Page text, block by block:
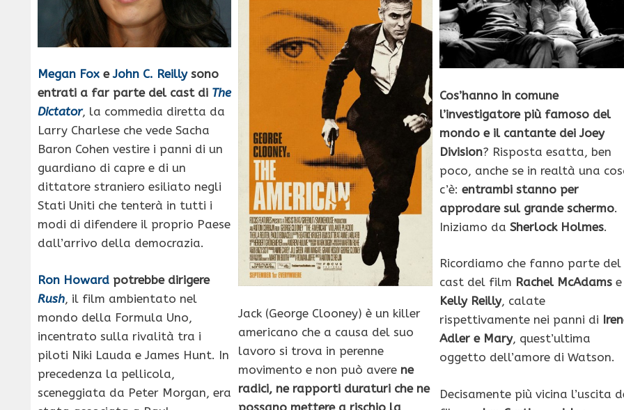
Megan Fox eJohn C. Reillysono
entrati a far parte del cast di The
Dictator, la commedia diretta da
Larry Charlese che vede Sacha
Baron Cohen vestire i panni di un
guardiano di capre e di un
dittatore straniero esiliato negli
Stati Uniti che tenterà in tutti i
modi di difendere il proprio Paese
dall’arrivo della democrazia.
Ron Howard potrebbe dirigere
Rush, il film ambientato nel
mondo della Formula Uno,
incentrato sulla rivalità tra i
piloti Niki Lauda e James Hunt. In
precedenza la pellicola,
sceneggiata da Peter Morgan, era
Jack (George Clooney) è un killer
americano che a causa del suo
lavoro si trova in perenne
movimento e non può avere ne
radici, ne rapporti duraturi che ne
possano mettere a rischio la
Cos’hanno in comune
l’investigatore più famoso del
mondo e il cantante dei Joey
Division? Risposta esatta, ben
poco, anche se in realtà una
c’è: entrambi stanno per
approdare sul grande schermo.
Iniziamo da Sherlock Holmes.
Ricordiamo che fanno parte del
cast del film Rachel McAdamse
Kelly Reilly, calate
rispettivamente nei panni di
Adler e Mary, quest’ultima
oggetto dell’amore di Watson.
Decisamente più vicina l’uscita